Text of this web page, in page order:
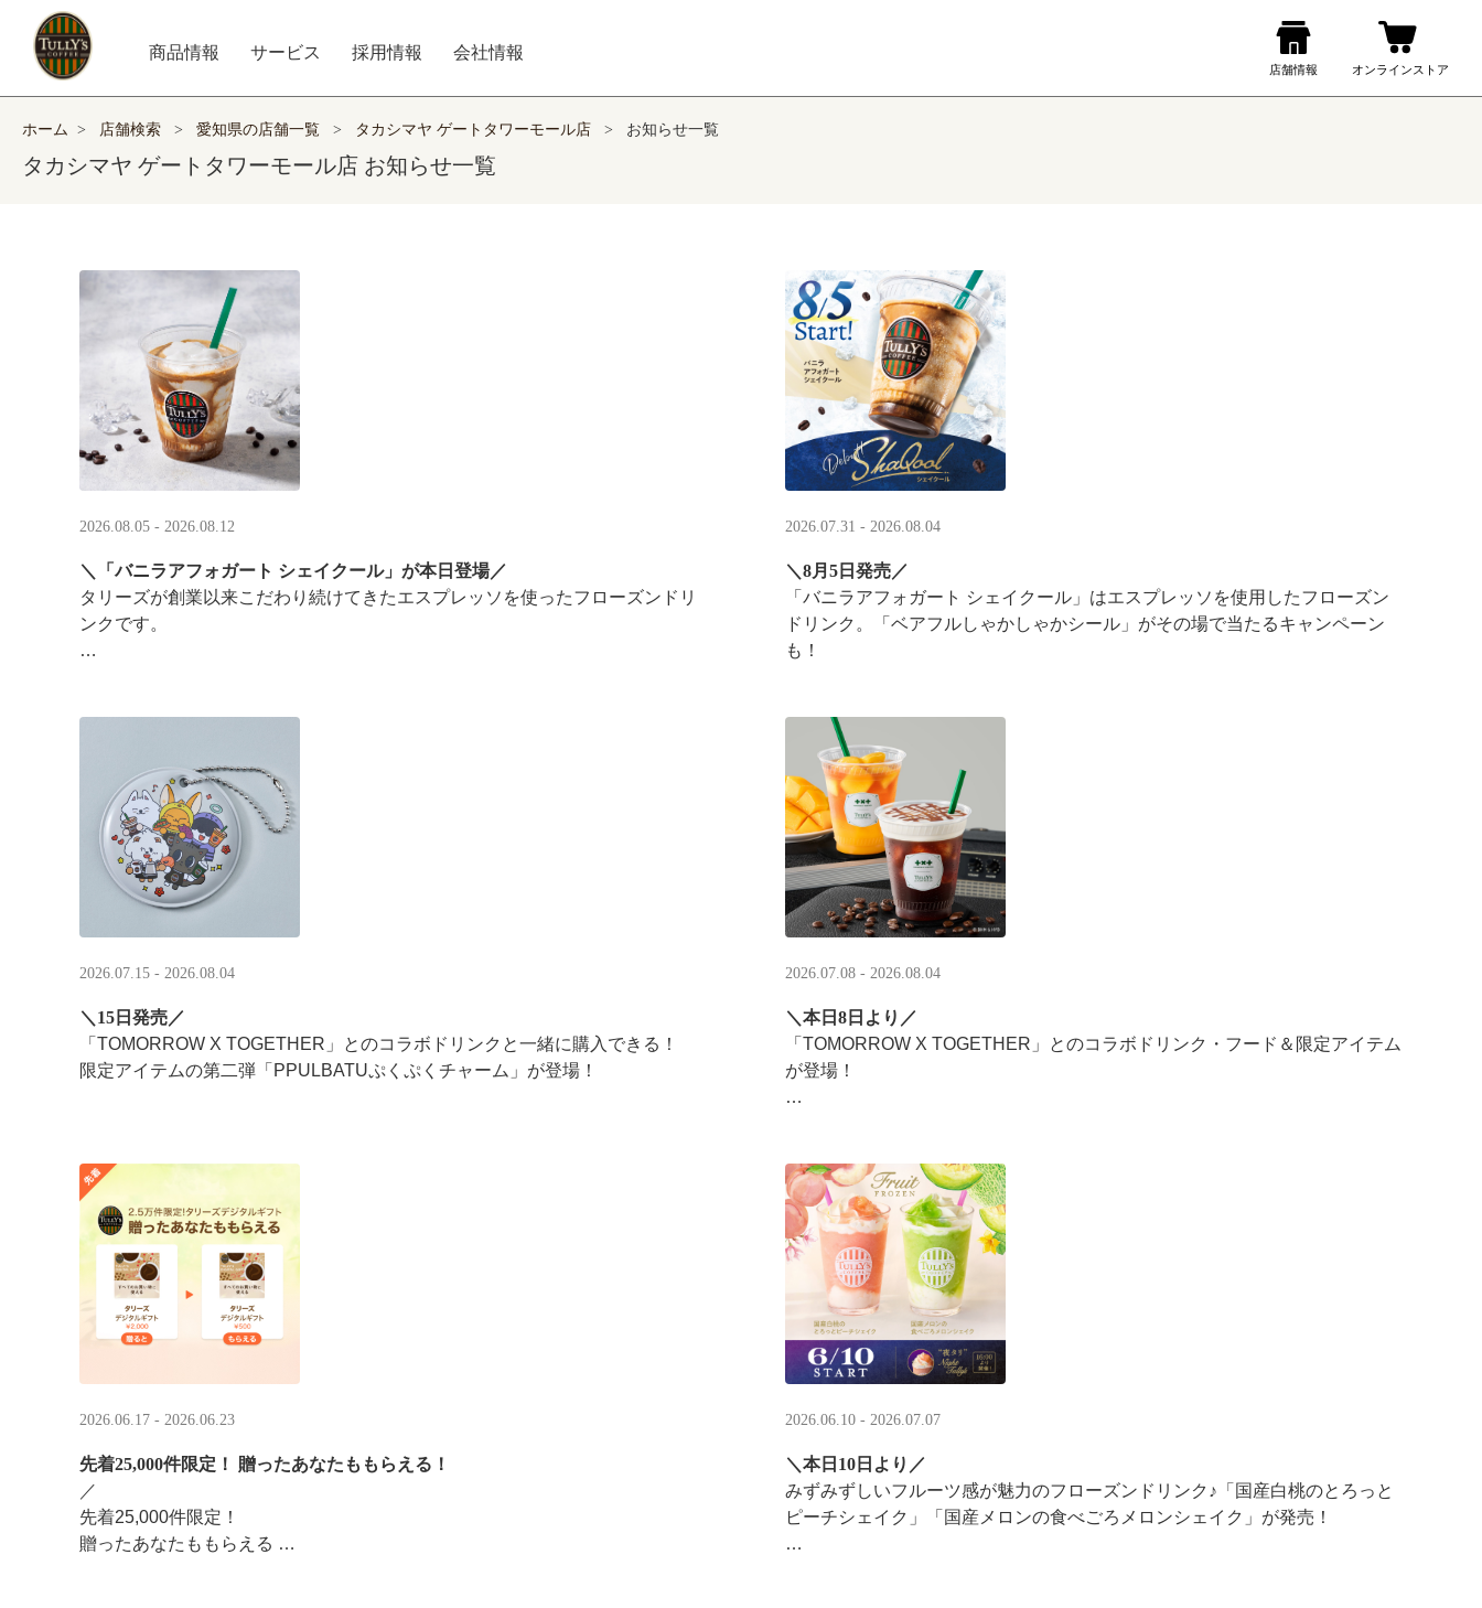
商品情報 サービス 採用情報 会社情報
ホーム > 店舗検索 > 愛知県の店舗一覧 > タカシマヤ ゲートタワーモール店 > お知らせ一覧
タカシマヤ ゲートタワーモール店 お知らせ一覧
2026.08.05 - 2026.08.12
＼「バニラアフォガート シェイクール」が本日登場／
タリーズが創業以来こだわり続けてきたエスプレッソを使ったフローズンドリ
ンクです。
2026.07.31 - 2026.08.04
＼8月5日発売／
「バニラアフォガート シェイクール」はエスプレッソを使用したフローズン
ドリンク。「ベアフルしゃかしゃかシール」がその場で当たるキャンペーン
も！
2026.07.15 - 2026.08.04
＼15日発売／
「TOMORROW X TOGETHER」とのコラボドリンクと一緒に購入できる！​
限定アイテムの第二弾「PPULBATUぷくぷくチャーム」​が登場！
2026.07.08 - 2026.08.04
＼本日8日より／
「TOMORROW X TOGETHER」とのコラボドリンク・フード＆限定アイテム
が登場！
2026.06.17 - 2026.06.23
先着25,000件限定！​ 贈ったあなたももらえる！
／ ​
先着25,000件限定！​
贈ったあなたももらえる ​
2026.06.10 - 2026.07.07
＼本日10日より／
みずみずしいフルーツ感が魅力のフローズンドリンク♪「国産白桃のとろっと
ピーチシェイク」「国産メロンの食べごろメロンシェイク」が発売！